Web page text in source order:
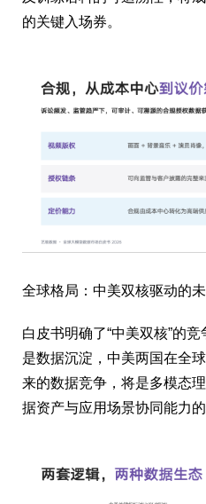
的关键入场券。
全球格局：中美双核驱动的
白皮书明确了“中美双核”的
是数据沉淀，中美两国在全
来的数据竞争，将是多模态
据资产与应用场景协同能力的